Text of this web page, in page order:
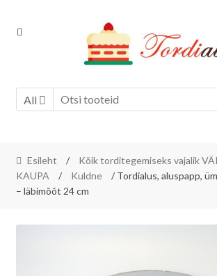
Skip
Skip
All
Esileht /
Kõik torditegemiseks vajalik
KAUPA
/ Kuldne
/ Tordialus, aluspapp,
– läbimõõt 24 cm